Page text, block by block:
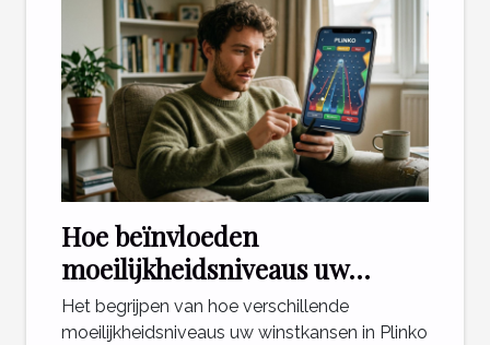
Hoe beïnvloeden
moeilijkheidsniveaus uw
winstkansen in Plinko?
Het begrijpen van hoe verschillende
moeilijkheidsniveaus uw winstkansen in Plinko